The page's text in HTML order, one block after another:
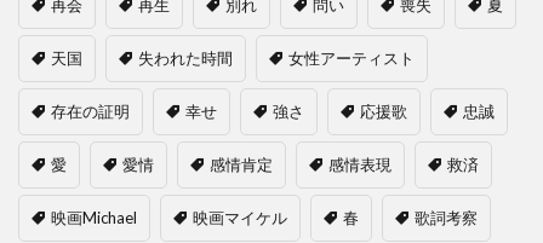
再会 再生 別れ 問い 喪失 夏
天国 失われた時間 女性アーティスト
存在の証明 幸せ 強さ 応援歌 忠誠
愛 愛情 感情肯定 感情表現 救済
映画Michael 映画マイケル 春 歌詞考察